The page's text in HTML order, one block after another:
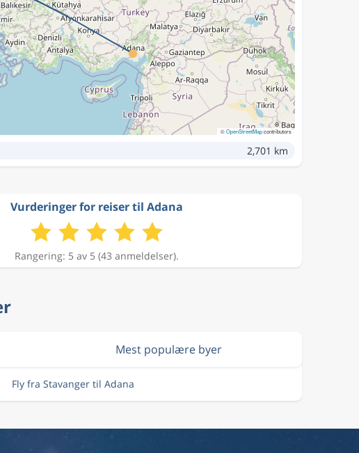
©OpenStreetMapcontributors
2,701 km
Vurderinger for reiser til Adana
Rangering: 5 av 5 (43 anmeldelser).
Mest populære byer
Fly fra Stavanger til Adana